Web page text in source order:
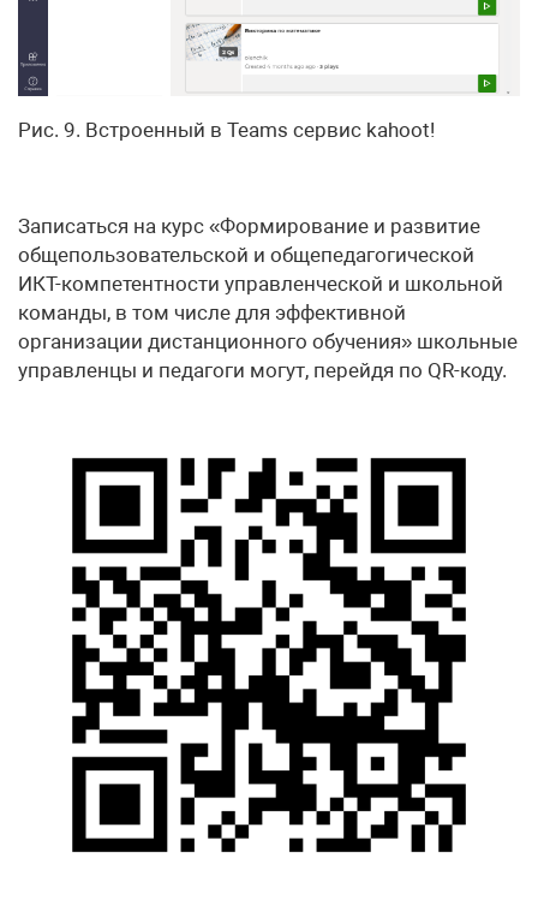
Рис. 9. Встроенный в Teams сервис kahoot!
Записаться на курс «Формирование и развитие
общепользовательской и общепедагогической
ИКТ-компетентности управленческой и школьной
команды, в том числе для эффективной
организации дистанционного обучения» школьные
управленцы и педагоги могут, перейдя по QR-коду.